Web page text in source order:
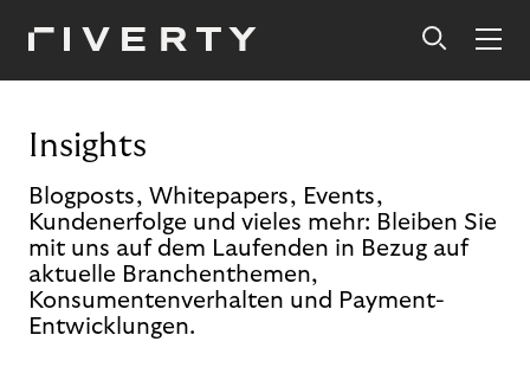
Insights
Blogposts, Whitepapers, Events,
Kundenerfolge und vieles mehr: Bleiben Sie
mit uns auf dem Laufenden in Bezug auf
aktuelle Branchenthemen,
Konsumentenverhalten und Payment-
Entwicklungen.